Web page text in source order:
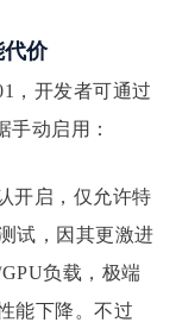
代价
，开发者可通过
手动启用：
开启，仅允许特
试，因其更激进
负载，极端
能下降。不过